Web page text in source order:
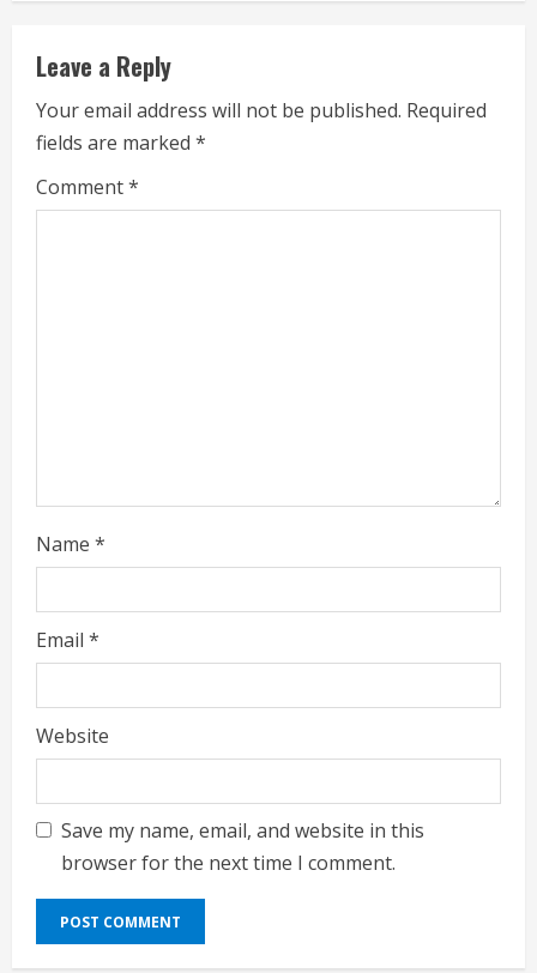
e
R
e
a
Leave a Reply
Your email address will not be published. Required
fields are marked *
Comment*
Name *
Email *
Website
Save my name, email, and website in this
browser for the next time I comment.